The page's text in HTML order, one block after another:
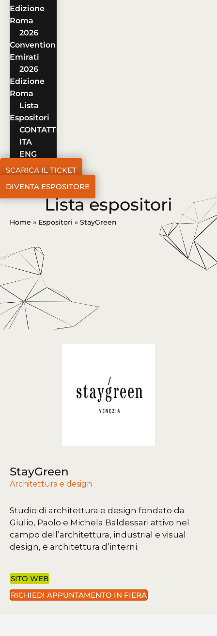
Edizione
Roma
2026
Convention
Emirati
2026
Edizione
Roma
Lista
Espositori
CONTATTI
ITA
ENG
SCARICA IL TICKET
DIVENTA ESPOSITORE
Lista espositori
Home » Espositori » StayGreen
StayGreen
Architettura e design
Studio di architettura e design fondato da
Giulio, Paolo e Michela Baldessari attivo nel
campo dell’architettura, industrial e visual
design, e architettura d’interni.
SITO WEB
RICHIEDI APPUNTAMENTO IN FIERA